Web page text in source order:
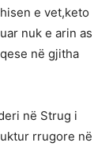
e vet,keto
nuk e arin as
në gjitha
në Strug i
rrugore në